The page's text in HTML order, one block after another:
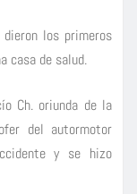
los primeros
casa de salud.
Ch. oriunda de la
del autormotor
y se hizo